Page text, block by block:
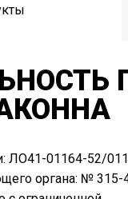
ЛО41-01164-52/
органа: №